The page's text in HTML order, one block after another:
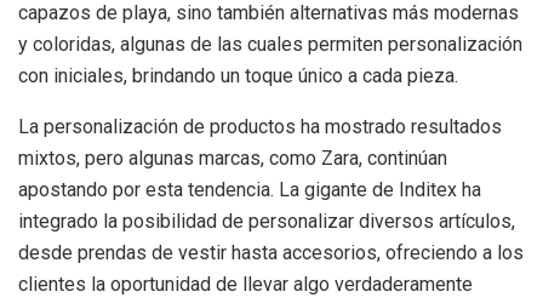
capazos de playa, sino también alternativas más modernas
y coloridas, algunas de las cuales permiten personalización
con iniciales, brindando un toque único a cada pieza.
La personalización de productos ha mostrado resultados
mixtos, pero algunas marcas, como Zara, continúan
apostando por esta tendencia. La gigante de Inditex ha
integrado la posibilidad de personalizar diversos artículos,
desde prendas de vestir hasta accesorios, ofreciendo a los
clientes la oportunidad de llevar algo verdaderamente